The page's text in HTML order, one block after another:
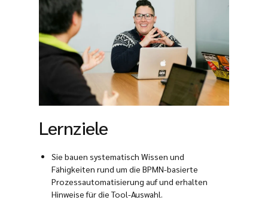
Lernziele
Sie bauen systematisch Wissen und
Fähigkeiten rund um die BPMN-basierte
Prozessautomatisierung auf und erhalten
Hinweise für die Tool-Auswahl.